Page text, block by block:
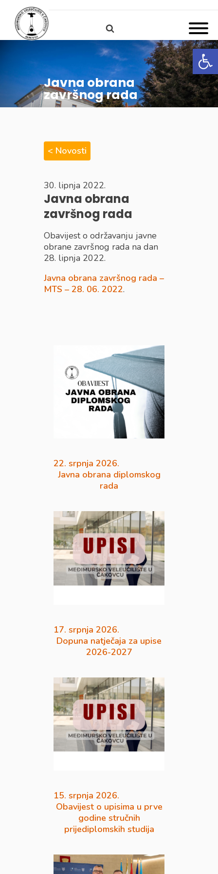
Javna obrana
završnog rada
< Novosti
30. lipnja 2022.
Javna obrana
završnog rada
Obavijest o održavanju javne
obrane završnog rada na dan
28. lipnja 2022.
Javna obrana završnog rada –
MTS – 28. 06. 2022.
22. srpnja 2026.
Javna obrana diplomskog
rada
17. srpnja 2026.
Dopuna natječaja za upise
2026-2027
15. srpnja 2026.
Obavijest o upisima u prve
godine stručnih
prijediplomskih studija